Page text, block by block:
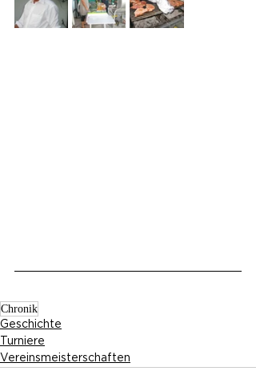
Chronik
Geschichte
Turniere
Vereinsmeisterschaften